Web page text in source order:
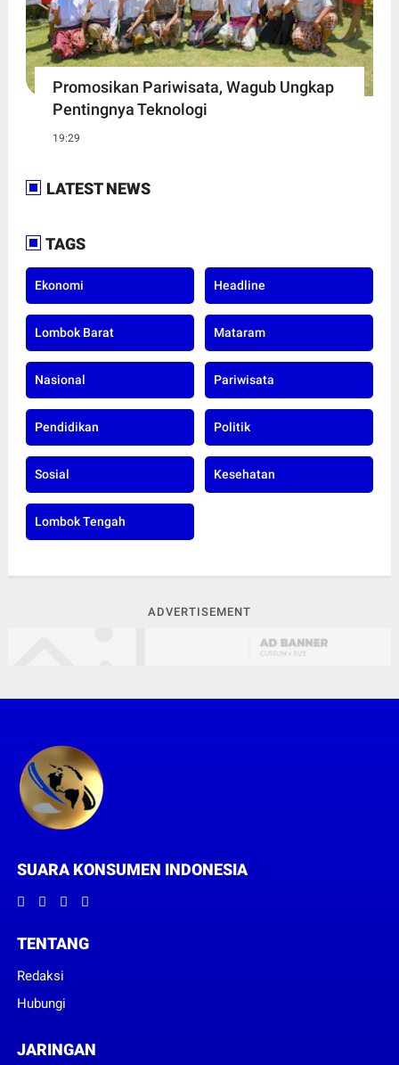
Promosikan Pariwisata, Wagub Ungkap
Pentingnya Teknologi
19:29
LATEST NEWS
TAGS
Ekonomi Headline
Lombok Barat Mataram
Nasional Pariwisata
Pendidikan Politik
Sosial Kesehatan
Lombok Tengah
ADVERTISEMENT
SUARA KONSUMEN INDONESIA
TENTANG
Redaksi
Hubungi
JARINGAN